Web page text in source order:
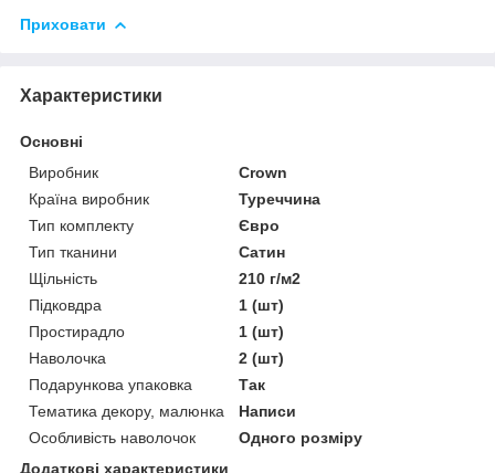
Приховати
Характеристики
Основні
Виробник
Crown
Країна виробник
Туреччина
Тип комплекту
Євро
Тип тканини
Сатин
Щільність
210 г/м2
Підковдра
1 (шт)
Простирадло
1 (шт)
Наволочка
2 (шт)
Подарункова упаковка
Так
Тематика декору, малюнка
Написи
Особливість наволочок
Одного розміру
Додаткові характеристики